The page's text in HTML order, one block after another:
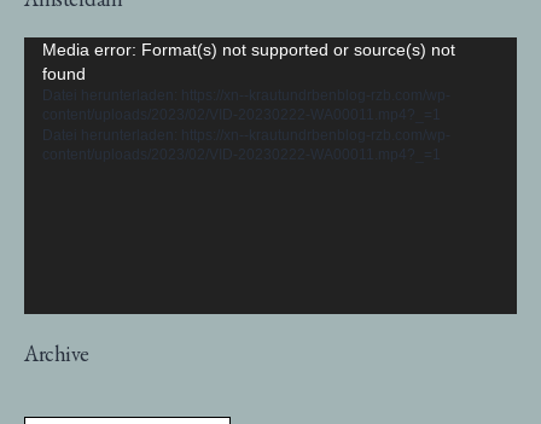
Video-
Player
Media error: Format(s) not supported or source(s) not
found
Datei herunterladen: https://xn--krautundrbenblog-rzb.com/wp-
content/uploads/2023/02/VID-20230222-WA00011.mp4?_=1
Datei herunterladen: https://xn--krautundrbenblog-rzb.com/wp-
content/uploads/2023/02/VID-20230222-WA00011.mp4?_=1
Archive